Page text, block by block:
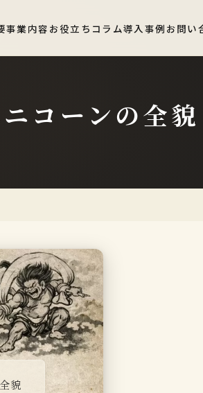
事業内容 お役立ちコラム導入事例 お問い
コーンの全貌
貌